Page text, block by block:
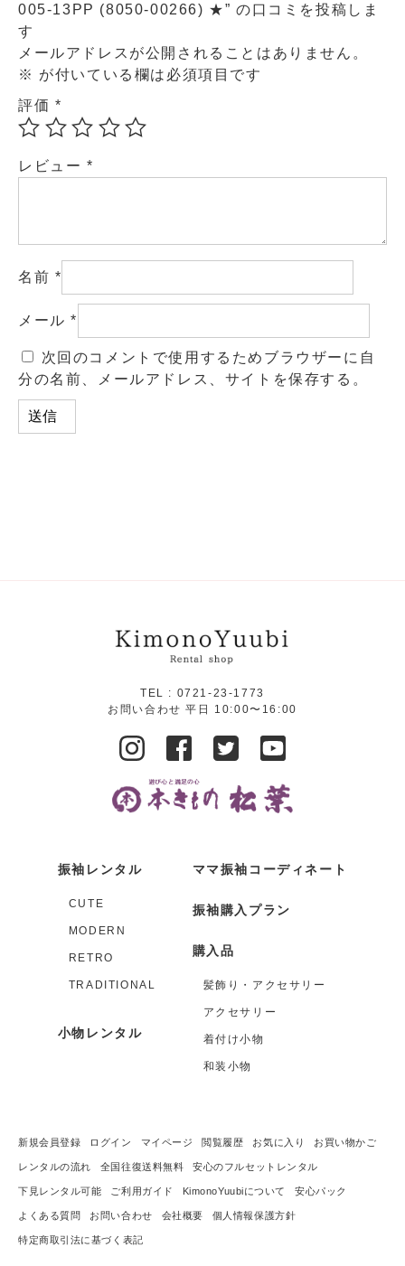
005-13PP (8050-00266) ★” の口コミを投稿しま
す
メールアドレスが公開されることはありません。
※ が付いている欄は必須項目です
評価 *
レビュー *
名前 *
メール*
次回のコメントで使用するためブラウザーに自
分の名前、メールアドレス、サイトを保存する。
TEL : 0721-23-1773
お問い合わせ 平日 10:00〜16:00
振袖レンタル
CUTE
MODERN
RETRO
TRADITIONAL
小物レンタル
ママ振袖コーディネート
振袖購入プラン
購入品
髪飾り・アクセサリー
アクセサリー
着付け小物
和装小物
新規会員登録 ログイン マイページ 閲覧履歴 お気に入り お買い物かご
レンタルの流れ 全国往復送料無料 安心のフルセットレンタル
下見レンタル可能 ご利用ガイド KimonoYuubiについて 安心パック
よくある質問 お問い合わせ 会社概要 個人情報保護方針
特定商取引法に基づく表記